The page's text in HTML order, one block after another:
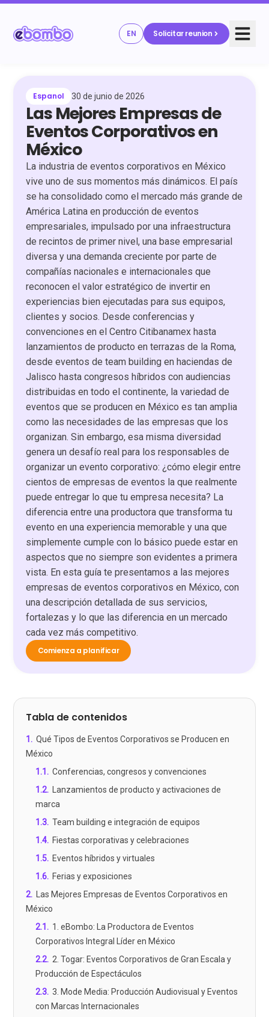
EN Solicitar reunion
Espanol 30 de junio de 2026
Las Mejores Empresas de
Eventos Corporativos en
México
La industria de eventos corporativos en México
vive uno de sus momentos más dinámicos. El país
se ha consolidado como el mercado más grande de
América Latina en producción de eventos
empresariales, impulsado por una infraestructura
de recintos de primer nivel, una base empresarial
diversa y una demanda creciente por parte de
compañías nacionales e internacionales que
reconocen el valor estratégico de invertir en
experiencias bien ejecutadas para sus equipos,
clientes y socios. Desde conferencias y
convenciones en el Centro Citibanamex hasta
lanzamientos de producto en terrazas de la Roma,
desde eventos de team building en haciendas de
Jalisco hasta congresos híbridos con audiencias
distribuidas en todo el continente, la variedad de
eventos que se producen en México es tan amplia
como las necesidades de las empresas que los
organizan. Sin embargo, esa misma diversidad
genera un desafío real para los responsables de
organizar un evento corporativo: ¿cómo elegir entre
cientos de empresas de eventos la que realmente
puede entregar lo que tu empresa necesita? La
diferencia entre una productora que transforma tu
evento en una experiencia memorable y una que
simplemente cumple con lo básico puede estar en
aspectos que no siempre son evidentes a primera
vista. En esta guía te presentamos a las mejores
empresas de eventos corporativos en México, con
una descripción detallada de sus servicios,
fortalezas y lo que las diferencia en un mercado
cada vez más competitivo.
Comienza a planificar
Tabla de contenidos
1 . Qué Tipos de Eventos Corporativos se Producen en
México
1.1 . Conferencias, congresos y convenciones
1.2. Lanzamientos de producto y activaciones de
marca
1.3. Team building e integración de equipos
1.4. Fiestas corporativas y celebraciones
1.5. Eventos híbridos y virtuales
1.6. Ferias y exposiciones
2. Las Mejores Empresas de Eventos Corporativos en
México
2.1 . 1. eBombo: La Productora de Eventos
Corporativos Integral Líder en México
2.2. 2. Togar: Eventos Corporativos de Gran Escala y
Producción de Espectáculos
2.3. 3. Mode Media: Producción Audiovisual y Eventos
con Marcas Internacionales